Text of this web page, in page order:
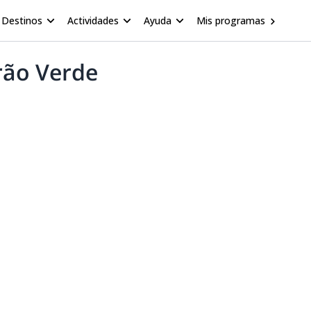
Destinos Actividades Ayuda Mis programas
Verde